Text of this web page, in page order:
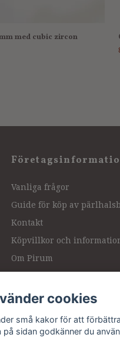
med cubic zircon
Vanliga frågor
Guide för köp av
Kontakt
Köpvillkor och
Om Pirum
Intressanta länkar
cookies
små kakor för att
sidan godkänner du